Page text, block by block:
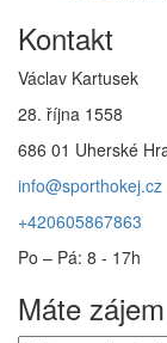
Kontakt
Václav Kartusek
28. října 1558
686 01 Uherské
info@sporthokej.cz
+420605867863
Po – Pá: 8 - 17h
Máte